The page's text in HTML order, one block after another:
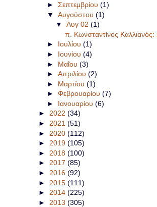
► Σεπτεμβρίου (1)
▼ Αυγούστου (1)
▼Αυγ 02(1)
π. Κωνσταντίνος Καλλιανός:
► Ιουλίου (1)
► Ιουνίου (4)
► Μαΐου (3)
► Απριλίου (2)
► Μαρτίου (1)
► Φεβρουαρίου (7)
► Ιανουαρίου (6)
► 2022 (34)
► 2021 (51)
► 2020 (112)
► 2019 (105)
► 2018 (100)
► 2017 (85)
► 2016 (92)
► 2015 (111)
► 2014 (225)
► 2013 (305)